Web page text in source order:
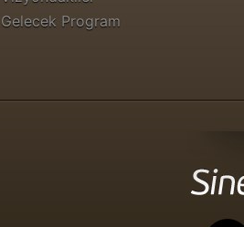
Gelecek Program